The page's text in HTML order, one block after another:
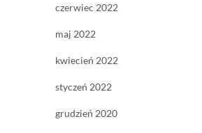
czerwiec 2022
maj 2022
kwiecień 2022
styczeń 2022
grudzień 2020